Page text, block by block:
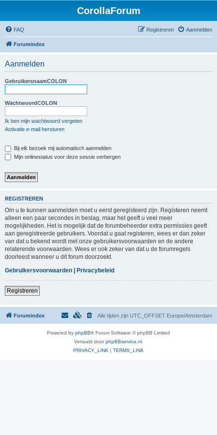
CorollaForum
FAQ Aanmelden
Registreren
Forumindex
Aanmelden
GebruikersnaamCOLON
WachtwoordCOLON
Ik ben mijn wachtwoord vergeten
Activatie e-mail hersturen
Bij elk bezoek mij automatisch aanmelden
Mijn onlinestatus voor deze sessie verbergen
REGISTREREN
Om u te kunnen aanmelden moet u eerst geregisteerd zijn. Registeren neemt
alleen een paar secondes in beslag, maar het geeft u veel meer
mogelijkheden. Het is mogelijk dat de forumbeheerder extra permissies geeft
aan geregistreerde gebruikers. Voordat u gaat registeren, wees er dan zeker
van dat u bekend wordt met onze gebruikersvoorwaarden en de andere
relaterende voorwaarden. Wees er ook zeker van dat u de forumregels
doorleest wanneer u dit forum doorzoekt.
Gebruikersvoorwaarden | Privacybeleid
Registreren
Forumindex Alle tijden zijn UTC_OFFSET Europe/Amsterdam
Powered by phpBB® Forum Software © phpBB Limited
Vertaald doorphpBBservice.nl.
PRIVACY_LINK | TERMS_LINK